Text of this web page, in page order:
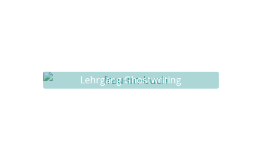
Lehrgang Ghostwriting